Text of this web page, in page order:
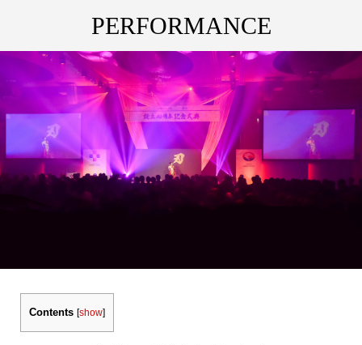
PERFORMANCE
Contents [show]